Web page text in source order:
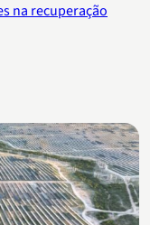
na recuperação